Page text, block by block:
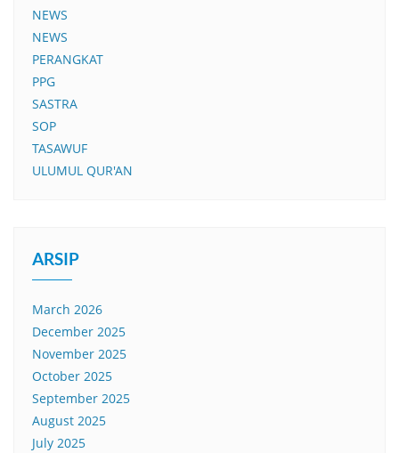
NEWS
NEWS
PERANGKAT
PPG
SASTRA
SOP
TASAWUF
ULUMUL QUR'AN
ARSIP
March 2026
December 2025
November 2025
October 2025
September 2025
August 2025
July 2025